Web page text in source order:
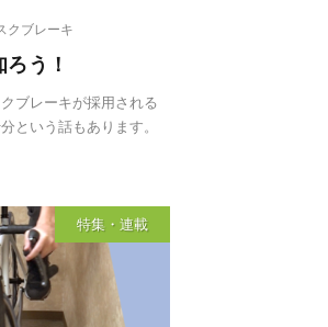
クブレーキ
う！
ブレーキが採用される
という話もあります。
特集・連載